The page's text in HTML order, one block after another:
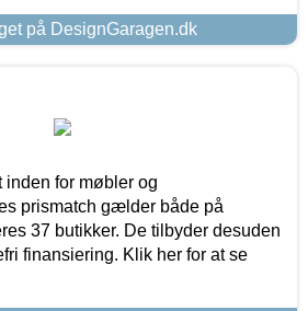
på DesignGaragen.dk
for møbler og
prismatch gælder både på
37 butikker. De tilbyder desuden
finansiering. Klik her for at se